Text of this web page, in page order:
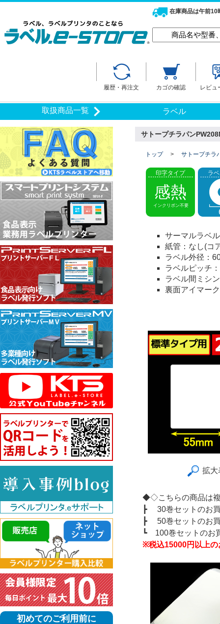
在庫商品は午前10
履歴・再注文 カゴの確認 レビュ
取扱商品一覧 ラベル
初めてのご利用前に
サトープチラパン
拡大
◆◇こちらの商品は
┣
30巻セットのお
┣
50巻セットのお
┗ 100巻セットのお
※税込15000円以上の